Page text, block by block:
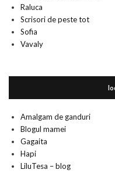
Raluca
Scrisori de peste tot
Sofia
Vavaly
Amalgam de ganduri
Blogul mamei
Gagaita
Hapi
LiluTesa – blog